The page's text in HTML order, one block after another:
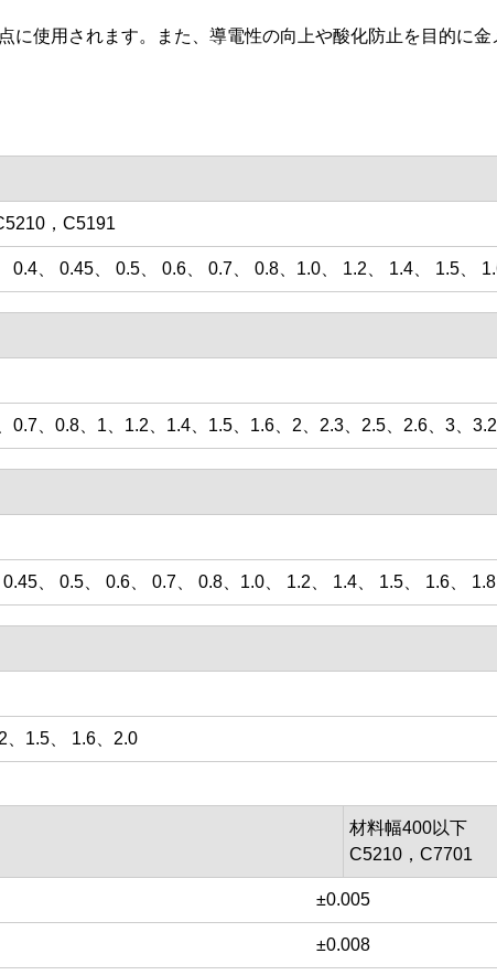
使用されます。また、導電性の向上や酸化防止を目的に
，C5191
0.4、 0.45、 0.5、 0.6、 0.7、 0.8、1.0、 1.2、 1.4、 1.5、
0.7、0.8、1、1.2、1.4、1.5、1.6、2、2.3、2.5、2.6、3、
、 0.5、 0.6、 0.7、 0.8、1.0、 1.2、 1.4、 1.5、 1.6、
、1.5、 1.6、2.0
材料幅400以下
C5210，C7701
±0.005
±0.008